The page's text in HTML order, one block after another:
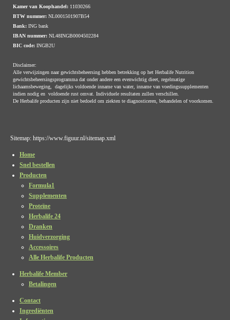
Kamer van Koophandel: 11030266
BTW nummer:NL0001501907B54
Bank:ING bank
IBAN nummer:NL48INGB0004502284
BIC code:INGB2U
Disclaimer:
Alle verwijzingen naar gewichtsbeheersing hebben betrekking op het Herbalife Nutrition
gewichtsbeheersingsprogramma dat onder andere een evenwichtig dieet, regelmatige
lichaamsbeweging, dagelijks voldoende inname van water, inname van voedingssupplementen
indien nodig en voldoende rust omvat. Individuele resultaten zullen verschillen.
De Herbalife producten zijn niet bedoeld om ziekten te diagnosticeren, behandelen of voorkomen.
Sitemap: https://www.figuur.nl/sitemap.xml
Home
Snel bestellen
Producten
Formula1
Supplementen
Proteïne
Herbalife 24
Dranken
Huidverzorging
Accessoires
Alle Herbalife Producten
Herbalife Member
Betalingen
Contact
Ingrediënten